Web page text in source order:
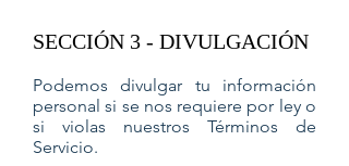
SECCIÓN 3 - DIVULGACIÓN
Podemos divulgar tu información
personal si se nos requiere por ley o
si violas nuestros Términos de
Servicio.